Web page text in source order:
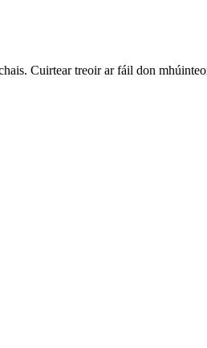
Cuirtear treoir ar fáil don